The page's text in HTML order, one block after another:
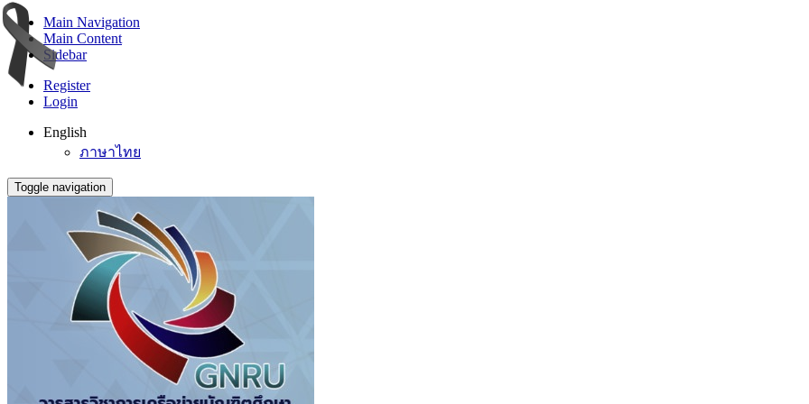
Main Navigation
Main Content
Sidebar
Register
Login
English
ภาษาไทย
Toggle navigation